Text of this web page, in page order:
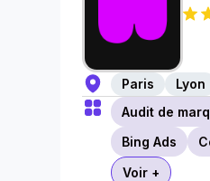
Paris Lyon
Audit de
Bing Ads
Voir +